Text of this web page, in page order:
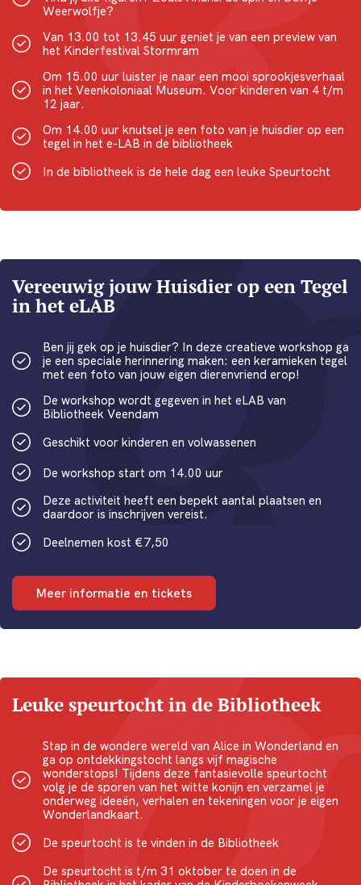
Weerwolfje?
Van 13.00 tot 13.45 uur geniet je van een preview van
het Kinderfestival Stormram
Om 15.00 uur luister je naar een mooi sprookjesverhaal
in het Veenkoloniaal Museum. Voor kinderen van 4 t/m
12 jaar.
Om 14.00 uur knutsel je een foto van je huisdier op een
tegel in het e-LAB in de bibliotheek
In de bibliotheek is de hele dag een leuke Speurtocht
Vereeuwig jouw Huisdier op een Tegel
in het eLAB
Ben jij gek op je huisdier? In deze creatieve workshop ga
je een speciale herinnering maken: een keramieken tegel
met een foto van jouw eigen dierenvriend erop!
De workshop wordt gegeven in het eLAB van
Bibliotheek Veendam
Geschikt voor kinderen en volwassenen
De workshop start om 14.00 uur
Deze activiteit heeft een bepekt aantal plaatsen en
daardoor is inschrijven vereist.
Deelnemen kost €7,50
Meer informatie en tickets
Leuke speurtocht in de Bibliotheek
Stap in de wondere wereld van Alice in Wonderland en
ga op ontdekkingstocht langs vijf magische
wonderstops! Tijdens deze fantasievolle speurtocht
volg je de sporen van het witte konijn en verzamel je
onderweg ideeën, verhalen en tekeningen voor je eigen
Wonderlandkaart.
De speurtocht is te vinden in de Bibliotheek
De speurtocht is t/m 31 oktober te doen in de